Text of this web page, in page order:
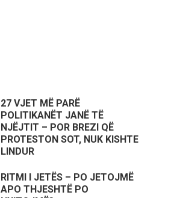
27 VJET MË PARË
POLITIKANËT JANË TË
NJËJTIT – POR BREZI QË
PROTESTON SOT, NUK KISHTE
LINDUR
RITMI I JETËS – PO JETOJMË
APO THJESHTË PO